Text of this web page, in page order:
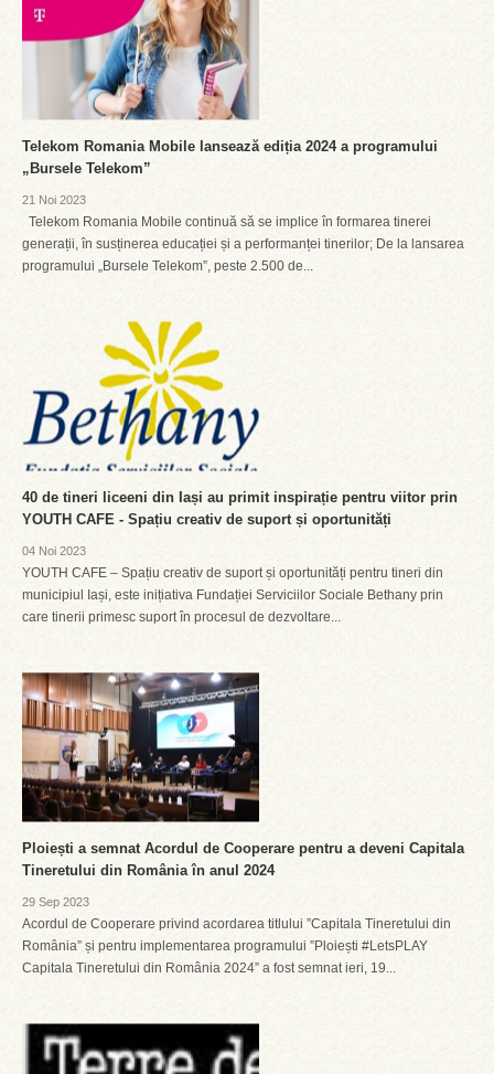
Telekom Romania Mobile lansează ediția 2024 a programului
„Bursele Telekom”
21 Noi 2023
Telekom Romania Mobile continuă să se implice în formarea tinerei
generații, în susținerea educației și a performanței tinerilor; De la lansarea
programului „Bursele Telekom”, peste 2.500 de...
40 de tineri liceeni din Iași au primit inspirație pentru viitor prin
YOUTH CAFE - Spațiu creativ de suport și oportunități
04 Noi 2023
YOUTH CAFE – Spațiu creativ de suport și oportunități pentru tineri din
municipiul Iași, este inițiativa Fundației Serviciilor Sociale Bethany prin
care tinerii primesc suport în procesul de dezvoltare...
Ploiești a semnat Acordul de Cooperare pentru a deveni Capitala
Tineretului din România în anul 2024
29 Sep 2023
Acordul de Cooperare privind acordarea titlului ”Capitala Tineretului din
România” și pentru implementarea programului ”Ploiești #LetsPLAY
Capitala Tineretului din România 2024” a fost semnat ieri, 19...